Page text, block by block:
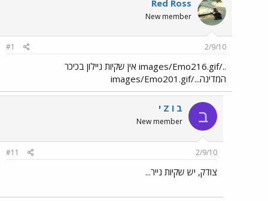
Red Ross
New member
2/9/10
#1
../images/Emo216.gif אין שקיות ניילון בכיכר
המדינה.../images/Emo201.gif
ב ב ו Z י
New member
2/9/10
#11
צודק, יש שקיות נייר...